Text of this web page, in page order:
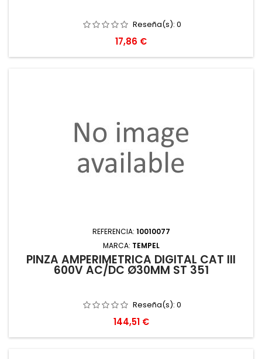
Reseña(s): 0
Precio
17,86 €
REFERENCIA: 10010077
MARCA: TEMPEL
PINZA AMPERIMÉTRICA DIGITAL CAT III
600V AC/DC Ø30MM ST 351
Reseña(s): 0
Precio
144,51 €